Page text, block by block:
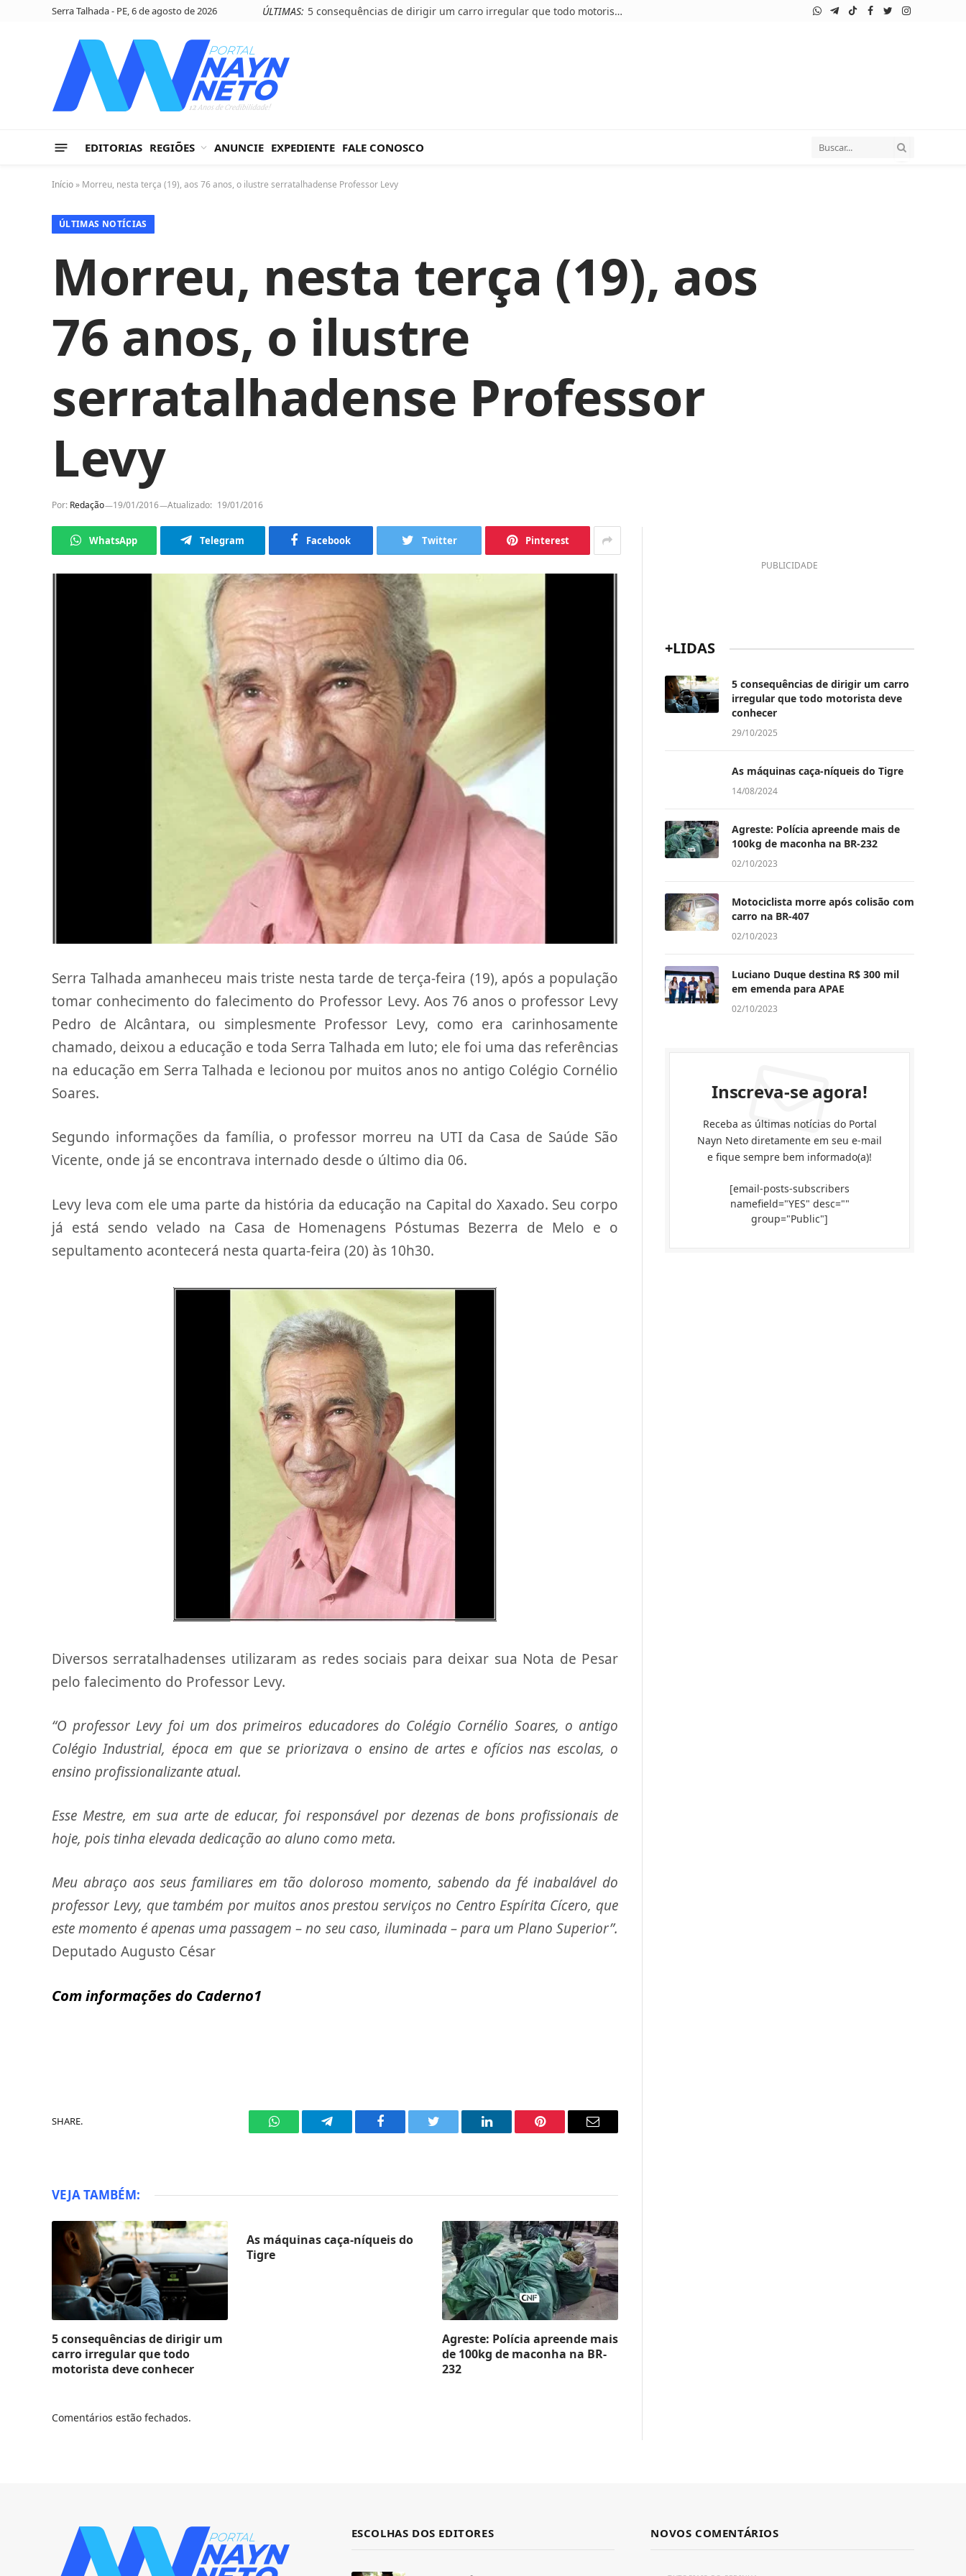
Serra Talhada - PE, 6 de agosto de 2026 ÚLTIMAS: 5 consequências de dirigir um carro irregular que todo motorista deve conhecer WhatsApp
Telegram
TikTokFacebook
TwitterInstagram
EDITORIAS REGIÕES ANUNCIE EXPEDIENTE FALE CONOSCO
Início » Morreu, nesta terça (19), aos 76 anos, o ilustre serratalhadense Professor Levy
ÚLTIMAS NOTÍCIAS
Morreu, nesta terça (19), aos
76 anos, o ilustre
serratalhadense Professor
Levy
Por: Redação 19/01/2016 Atualizado: 19/01/2016
WhatsApp Telegram Facebook Twitter Pinterest
Serra Talhada amanheceu mais triste nesta tarde de terça-feira (19), após a população
tomar conhecimento do falecimento do Professor Levy. Aos 76 anos o professor Levy
Pedro de Alcântara, ou simplesmente Professor Levy, como era carinhosamente
chamado, deixou a educação e toda Serra Talhada em luto; ele foi uma das referências
na educação em Serra Talhada e lecionou por muitos anos no antigo Colégio Cornélio
Soares.
Segundo informações da família, o professor morreu na UTI da Casa de Saúde São
Vicente, onde já se encontrava internado desde o último dia 06.
Levy leva com ele uma parte da história da educação na Capital do Xaxado. Seu corpo
já está sendo velado na Casa de Homenagens Póstumas Bezerra de Melo e o
sepultamento acontecerá nesta quarta-feira (20) às 10h30.
Diversos serratalhadenses utilizaram as redes sociais para deixar sua Nota de Pesar
pelo falecimento do Professor Levy.
“O professor Levy foi um dos primeiros educadores do Colégio Cornélio Soares, o antigo
Colégio Industrial, época em que se priorizava o ensino de artes e ofícios nas escolas, o
ensino profissionalizante atual.
Esse Mestre, em sua arte de educar, foi responsável por dezenas de bons profissionais de
hoje, pois tinha elevada dedicação ao aluno como meta.
Meu abraço aos seus familiares em tão doloroso momento, sabendo da fé inabalável do
professor Levy, que também por muitos anos prestou serviços no Centro Espírita Cícero, que
este momento é apenas uma passagem – no seu caso, iluminada – para um Plano Superior”.
Deputado Augusto César
Com informações do Caderno1
SHARE.
WhatsAppTelegram Facebook Twitter LinkedIn Pinterest Email
VEJA TAMBÉM:
5 consequências de dirigir um
carro irregular que todo
motorista deve conhecer
As máquinas caça-níqueis do
Tigre
Agreste: Polícia apreende mais
de 100kg de maconha na BR-
232
Comentários estão fechados.
PUBLICIDADE
+LIDAS
5 consequências de dirigir um carro
irregular que todo motorista deve
conhecer
29/10/2025
As máquinas caça-níqueis do Tigre
14/08/2024
Agreste: Polícia apreende mais de
100kg de maconha na BR-232
02/10/2023
Motociclista morre após colisão com
carro na BR-407
02/10/2023
Luciano Duque destina R$ 300 mil
em emenda para APAE
02/10/2023
Inscreva-se agora!
Receba as últimas notícias do Portal
Nayn Neto diretamente em seu e-mail
e fique sempre bem informado(a)!
[email-posts-subscribers
namefield="YES" desc=""
group="Public"]
ESCOLHAS DOS EDITORES NOVOS COMENTÁRIOS